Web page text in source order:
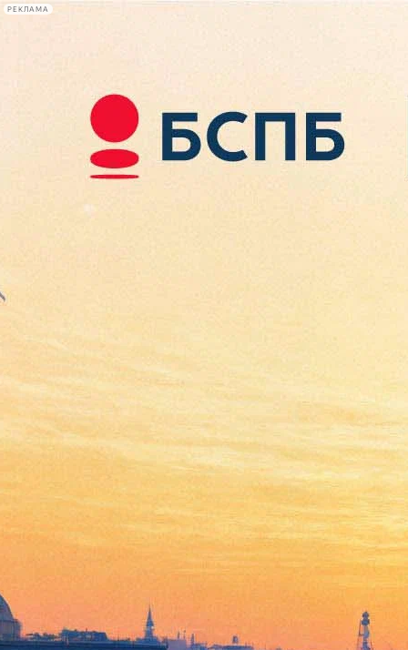
РЕКЛАМА
Сегодня:
2026.08.07
14:44
Афиша Plus